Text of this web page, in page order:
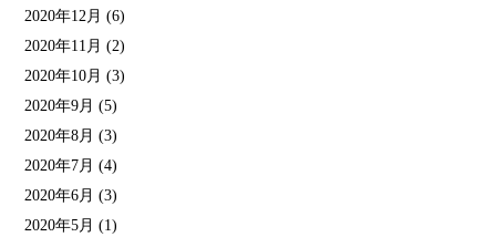
2020年12月 (6)
2020年11月 (2)
2020年10月 (3)
2020年9月 (5)
2020年8月 (3)
2020年7月 (4)
2020年6月 (3)
2020年5月 (1)